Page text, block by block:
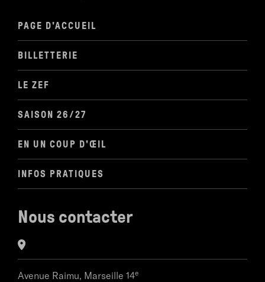
PAGE D'ACCUEIL
BILLETTERIE
LE ZEF
SAISON 26/27
EN UN COUP D'ŒIL
INFOS PRATIQUES
Nous contacter
Avenue Raimu, Marseille 14e